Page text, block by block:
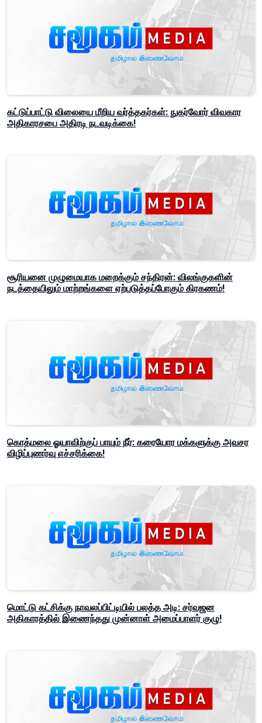
கட்டுப்பாட்டு விலையை மீறிய வர்த்தகர்கள்: நுகர்வோர் விவகார
அதிகாரசபை அதிரடி நடவடிக்கை!
சூரியனை முழுமையாக மறைக்கும் சந்திரன்: விலங்குகளின்
நடத்தையிலும் மாற்றங்களை ஏற்படுத்தப்போகும் கிரகணம்!
கொத்மலை ஓயாவிற்குப் பாயும் நீர்: கரையோர மக்களுக்கு அவசர
விழிப்புணர்வு எச்சரிக்கை!
மொட்டு கட்சிக்கு நாவலப்பிட்டியில் பலத்த அடி: சர்வஜன
அதிகாரத்தில் இணைந்தது முன்னாள் அமைப்பாளர் குழு!